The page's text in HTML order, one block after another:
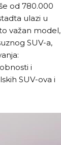
od 780.000
ulazi u
važan model,
SUV-a,
i
SUV-ova i